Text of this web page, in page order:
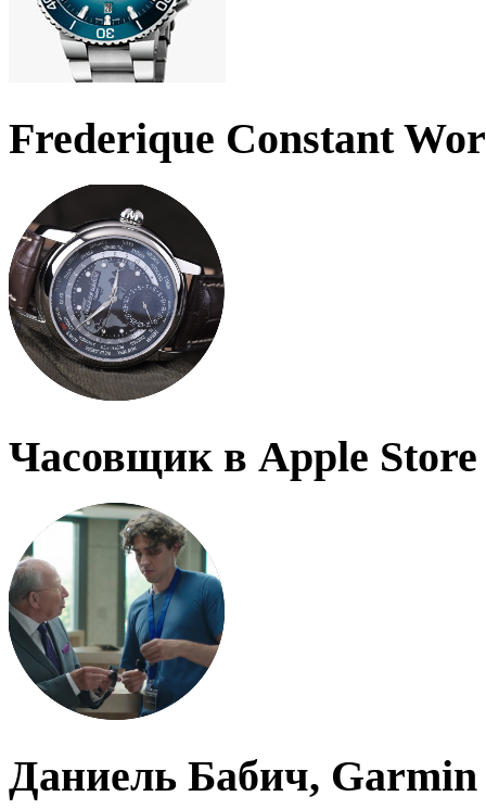
Frederique Constant
Часовщик в Apple Store
Даниель Бабич, Garmin